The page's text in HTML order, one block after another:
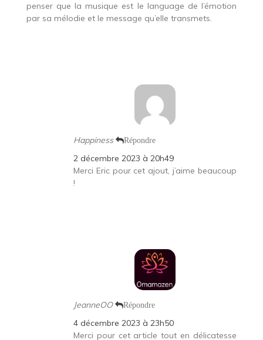
penser que la musique est le language de l’émotion
par sa mélodie et le message qu’elle transmets.
Happiness Répondre
2 décembre 2023 à 20h49
Merci Eric pour cet ajout, j’aime beaucoup
!
JeanneOO Répondre
4 décembre 2023 à 23h50
Merci pour cet article tout en délicatesse